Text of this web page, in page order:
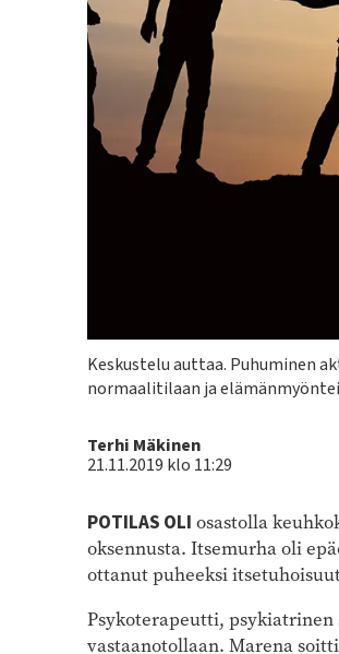
Kuvateksti
Keskustelu auttaa. Puhuminen
normaalitilaan ja
Kirjoittaja
Terhi Mäkinen
21.11.2019 klo 11:29
POTILAS OLI osastolla
oksennusta. Itsemurha oli
ottanut puheeksi
Psykoterapeutti,
vastaanotollaan. Marena